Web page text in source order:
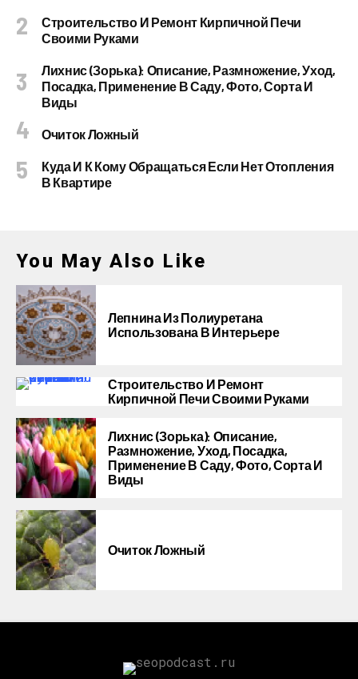
Строительство И Ремонт Кирпичной Печи
Своими Руками
Лихнис (Зорька): Описание, Размножение, Уход,
Посадка, Применение В Саду, Фото, Сорта И
Виды
Очиток Ложный
Куда И К Кому Обращаться Если Нет Отопления
В Квартире
You May Also Like
Лепнина Из Полиуретана
Использована В Интерьере
Строительство И Ремонт
Кирпичной Печи Своими Руками
Лихнис (Зорька): Описание,
Размножение, Уход, Посадка,
Применение В Саду, Фото, Сорта И
Виды
Очиток Ложный